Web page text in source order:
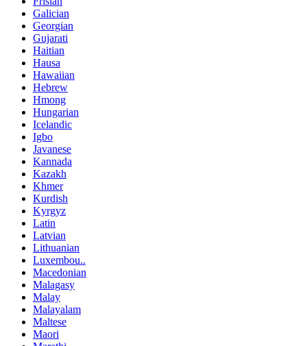
Galician
Georgian
Gujarati
Haitian
Hausa
Hawaiian
Hebrew
Hmong
Hungarian
Icelandic
Igbo
Javanese
Kannada
Kazakh
Khmer
Kurdish
Kyrgyz
Latin
Latvian
Lithuanian
Luxembou..
Macedonian
Malagasy
Malay
Malayalam
Maltese
Maori